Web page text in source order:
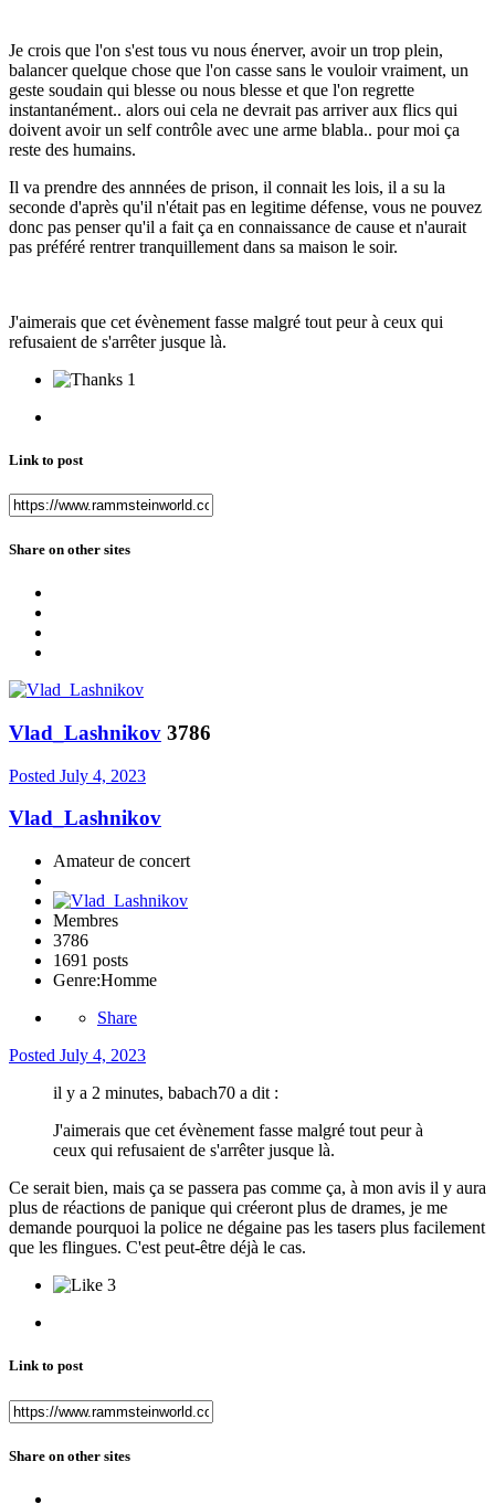
Je crois que l'on s'est tous vu nous énerver, avoir un trop plein,
balancer quelque chose que l'on casse sans le vouloir vraiment, un
geste soudain qui blesse ou nous blesse et que l'on regrette
instantanément.. alors oui cela ne devrait pas arriver aux flics qui
doivent avoir un self contrôle avec une arme blabla.. pour moi ça
reste des humains.
Il va prendre des annnées de prison, il connait les lois, il a su la
seconde d'après qu'il n'était pas en legitime défense, vous ne pouvez
donc pas penser qu'il a fait ça en connaissance de cause et n'aurait
pas préféré rentrer tranquillement dans sa maison le soir.
J'aimerais que cet évènement fasse malgré tout peur à ceux qui
refusaient de s'arrêter jusque là.
1
Link to post
Share on other sites
Vlad_Lashnikov 3786
Posted July 4, 2023
Vlad_Lashnikov
Amateur de concert
Membres
3786
1691 posts
Genre:Homme
Share
Posted July 4, 2023
il y a 2 minutes, babach70 a dit :
J'aimerais que cet évènement fasse malgré tout peur à
ceux qui refusaient de s'arrêter jusque là.
Ce serait bien, mais ça se passera pas comme ça, à mon avis il y aura
plus de réactions de panique qui créeront plus de drames, je me
demande pourquoi la police ne dégaine pas les tasers plus facilement
que les flingues. C'est peut-être déjà le cas.
3
Link to post
Share on other sites